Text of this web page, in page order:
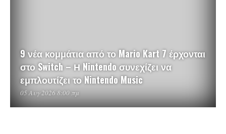
9 νέα κομμάτια από το Mario Kart 7 έρχονται
στο Switch – Η Nintendo συνεχίζει να
εμπλουτίζει το Nintendo Music
05 Αυγ 2026 8:00 πμ